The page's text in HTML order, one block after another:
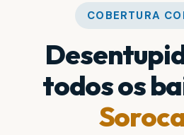
COBERTURA
todos os